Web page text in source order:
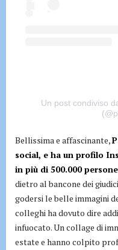
Un post condiviso
Bellissima e affascinante,
social, e ha un profilo
in più di 500.000 persone
dietro al bancone dei
godersi le belle immagini
colleghi ha dovuto dire
infuocato. Un collage di
estate e hanno colpito